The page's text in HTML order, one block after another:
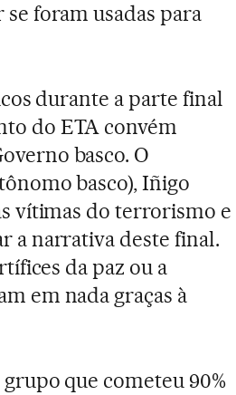
foram usadas para
durante a parte final
do ETA convém
basco. O
basco), Iñigo
vítimas do terrorismo e
a narrativa deste final.
da paz ou a
em nada graças à
que cometeu 90%